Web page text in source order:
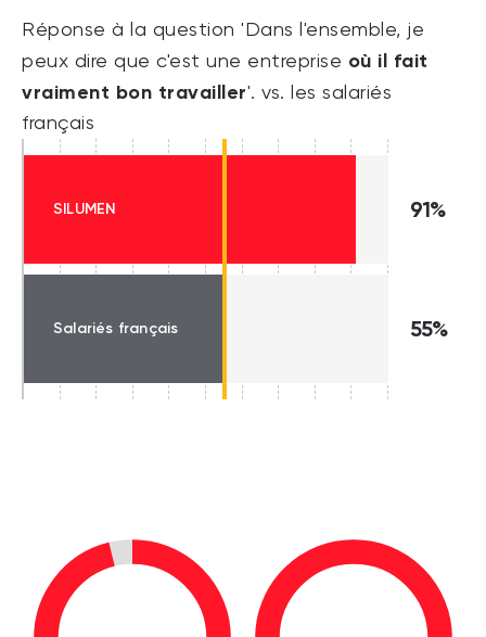
Réponse à la question 'Dans l'ensemble, je
peux dire que c'est une entreprise où il fait
vraiment bon travailler'. vs. les salariés
français
SILUMEN 91%
Salariés français 55%